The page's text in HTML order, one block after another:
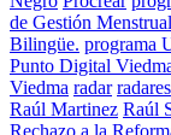
de Gestión Menstrual
Bilingüe. programa
Punto Digital
Viedma radar radares
Raúl Martinez Raúl
Rechazo a la